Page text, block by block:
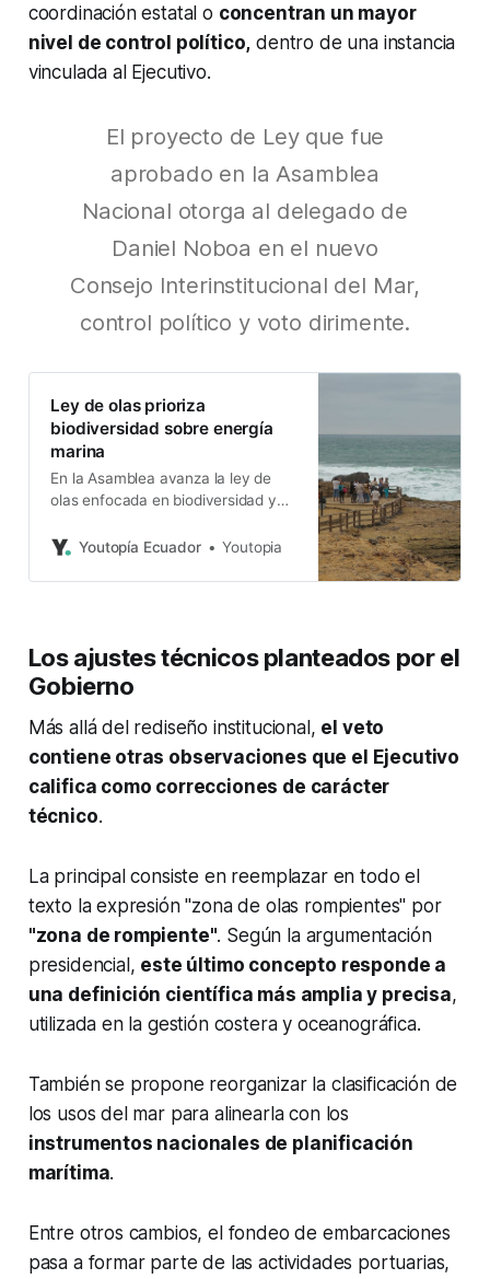
coordinación estatal o concentran un mayor
nivel de control político, dentro de una instancia
vinculada al Ejecutivo.
El proyecto de Ley que fue
aprobado en la Asamblea
Nacional otorga al delegado de
Daniel Noboa en el nuevo
Consejo Interinstitucional del Mar,
control político y voto dirimente.
Ley de olas prioriza
biodiversidad sobre energía
marina
En la Asamblea avanza la ley de
olas enfocada en biodiversidad y
potencial global de la energía
Youtopía Ecuador Youtopia
Los ajustes técnicos planteados por el
Gobierno
Más allá del rediseño institucional, el veto
contiene otras observaciones que el Ejecutivo
califica como correcciones de carácter
técnico.
La principal consiste en reemplazar en todo el
texto la expresión "zona de olas rompientes" por
"zona de rompiente". Según la argumentación
presidencial, este último concepto responde a
una definición científica más amplia y precisa,
utilizada en la gestión costera y oceanográfica.
También se propone reorganizar la clasificación de
los usos del mar para alinearla con los
instrumentos nacionales de planificación
marítima.
Entre otros cambios, el fondeo de embarcaciones
pasa a formar parte de las actividades portuarias,